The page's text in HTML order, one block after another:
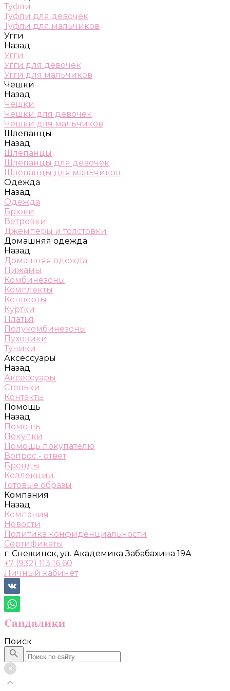
Туфли
Туфли для девочек
Туфли для мальчиков
Угги
Назад
Угги
Угги для девочек
Угги для мальчиков
Чешки
Назад
Чешки
Чешки для девочек
Чешки для мальчиков
Шлепанцы
Назад
Шлепанцы
Шлепанцы для девочек
Шлепанцы для мальчиков
Одежда
Назад
Одежда
Брюки
Ветровки
Джемперы и толстовки
Домашняя одежда
Назад
Домашняя одежда
Пижамы
Комбинезоны
Комплекты
Конверты
Куртки
Платья
Полукомбинезоны
Пуховики
Туники
Аксессуары
Назад
Аксессуары
Стельки
Контакты
Помощь
Назад
Помощь
Покупки
Помощь покупателю
Вопрос - ответ
Бренды
Коллекции
Готовые образы
Компания
Назад
Компания
Новости
Политика конфиденциальности
Сертификаты
г. Снежинск, ул. Академика Забабахина 19А
+7 (932) 113 16 60
Личный кабинет
Поиск